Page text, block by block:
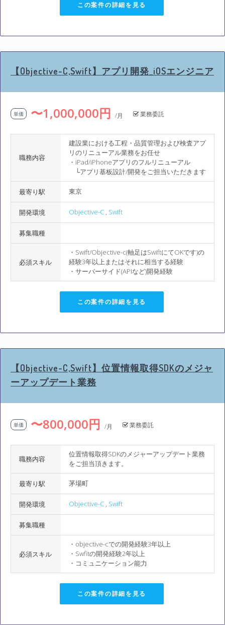
この案件の詳細を見る
【Objective-C,Swift】アプリ開発_iOSエンジニア
単価 〜1,000,000円 /月 業務委託
職務内容
建設業における工程・品質管理および検査アプ
リのリニューアル業務をお任せ
・iPad/iPhoneアプリのフルリニューアル
└アプリ基板設計/開発をご担当いただきます
最寄り駅 東京
開発環境 Objective-C , Swift
募集職種
必須スキル
・Swift/Objective-c(軸足はSwiftにてOKです)の
経験3年以上またはそれに相当する経験
・サーバーサイド(APIなど)開発経験
この案件の詳細を見る
【Objective-C,Swift】位置情報取得SDKのメジャ
ーアップデート業務
単価 〜800,000円 /月 業務委託
職務内容
位置情報取得SDKのメジャーアップデート業務
をご担当頂きます。
最寄り駅 茅場町
開発環境 Objective-C , Swift
募集職種
必須スキル
・objective-cでの開発経験3年以上
・Swfitの開発経験2年以上
・コミュニケーション能力
この案件の詳細を見る